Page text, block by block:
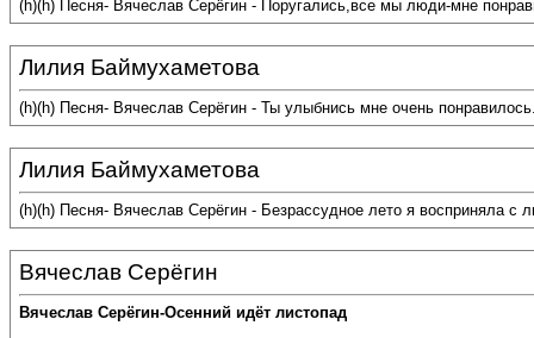
(h)(h) Песня- Вячеслав Серёгин - Поругались,все мы люди-мне
Лилия Баймухаметова
(h)(h) Песня- Вячеслав Серёгин - Ты улыбнись мне очень
Лилия Баймухаметова
(h)(h) Песня- Вячеслав Серёгин - Безрассудное лето я восприняла
Вячеслав Серёгин
Вячеслав Серёгин-Осенний идёт листопад